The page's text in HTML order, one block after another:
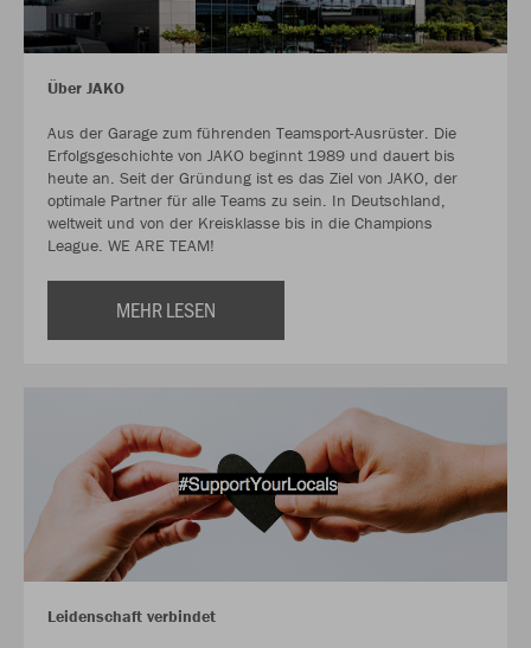
Über JAKO
Aus der Garage zum führenden Teamsport-Ausrüster. Die
Erfolgsgeschichte von JAKO beginnt 1989 und dauert bis
heute an. Seit der Gründung ist es das Ziel von JAKO, der
optimale Partner für alle Teams zu sein. In Deutschland,
weltweit und von der Kreisklasse bis in die Champions
League. WE ARE TEAM!
MEHR LESEN
Leidenschaft verbindet